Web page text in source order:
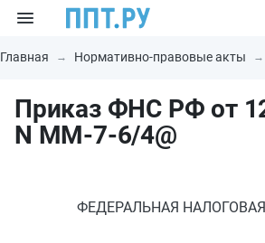
Главная Нормативно-правовые акты
Приказ ФНС РФ от
N ММ-7-6/4@
ФЕДЕРАЛЬНАЯ